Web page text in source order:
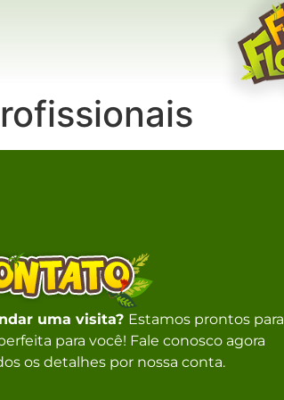
uma visita? Estamos prontos para
para você! Fale conosco agora
os detalhes por nossa conta.